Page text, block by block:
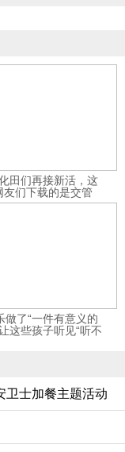
田们再接新活，这
友们下载的是交管
12123APP
做了“一件有意义的
这些孩子听见“听不
卫士加餐主题活动